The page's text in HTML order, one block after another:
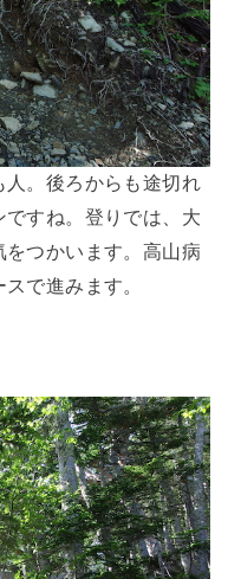
人。後ろからも途切れ
すね。登りでは、大
をつかいます。高山病
で進みます。